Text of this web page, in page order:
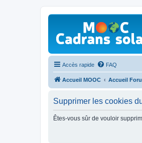
Accès rapide FAQ
Accueil MOOC Accueil
Supprimer les cookies
Êtes-vous sûr de vouloir